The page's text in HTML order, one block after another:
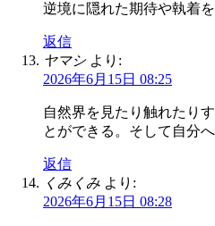
逆境に隠れた期待や執着
返信
ヤマシ より:
2026年6月15日 08:25
自然界を見たり触れたり
とができる。そして自分
返信
くみくみ より:
2026年6月15日 08:28